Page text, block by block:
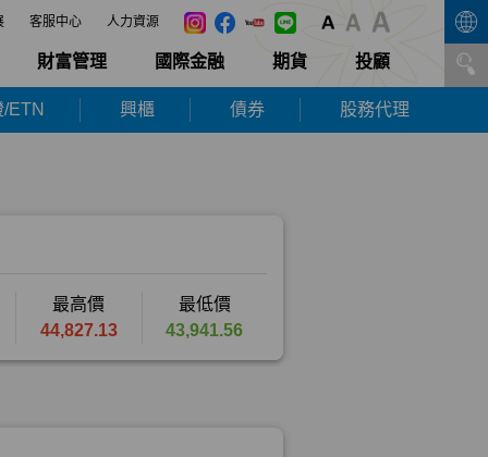
客服中心 人力資源
財富管理 國際金融 期貨 投顧
ETN 興櫃 債券 股務代理